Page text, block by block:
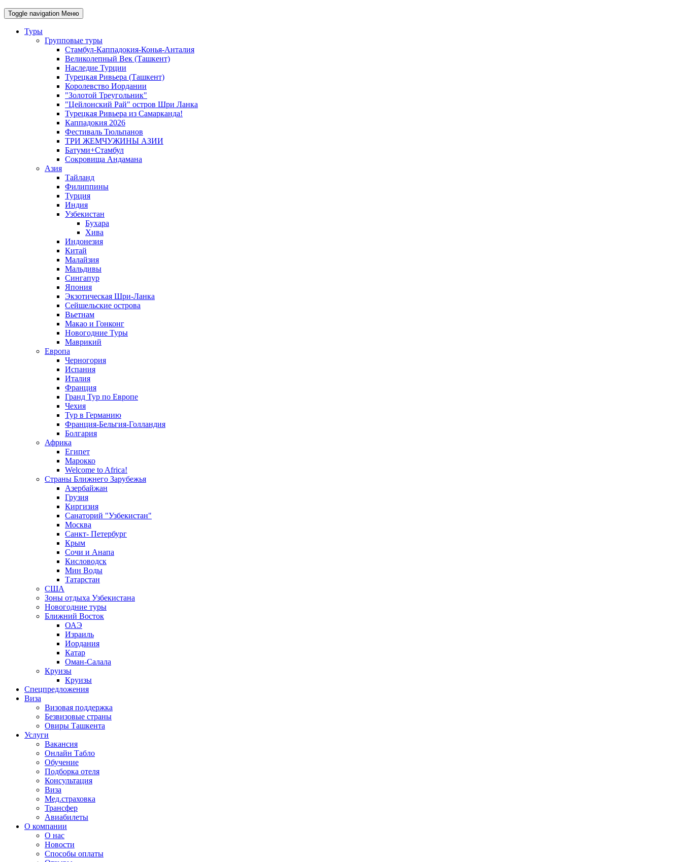
Toggle navigation Меню
Туры
Групповые туры
Стамбул-Каппадокия-Конья-Анталия
Великолепный Век (Ташкент)
Наследие Турции
Турецкая Ривьера (Ташкент)
Королевство Иордании
"Золотой Треугольник"
"Цейлонский Рай" остров Шри Ланка
Турецкая Ривьера из Самарканда!
Каппадокия 2026
Фестиваль Тюльпанов
ТРИ ЖЕМЧУЖИНЫ АЗИИ
Батуми+Стамбул
Сокровища Андамана
Азия
Тайланд
Филиппины
Турция
Индия
Узбекистан
Бухара
Хива
Индонезия
Китай
Малайзия
Мальдивы
Сингапур
Япония
Экзотическая Шри-Ланка
Сейшельские острова
Вьетнам
Макао и Гонконг
Новогодние Туры
Маврикий
Европа
Черногория
Испания
Италия
Франция
Гранд Тур по Европе
Чехия
Тур в Германию
Франция-Бельгия-Голландия
Болгария
Африка
Египет
Марокко
Welcome to Africa!
Страны Ближнего Зарубежья
Азербайжан
Грузия
Киргизия
Санаторий "Узбекистан"
Москва
Санкт- Петербург
Крым
Сочи и Анапа
Кисловодск
Мин Воды
Татарстан
США
Зоны отдыха Узбекистана
Новогодние туры
Ближний Восток
ОАЭ
Израиль
Иордания
Катар
Оман-Салала
Круизы
Круизы
Спецпредложения
Виза
Визовая поддержка
Безвизовые страны
Овиры Ташкента
Услуги
Вакансия
Онлайн Табло
Обучение
Подборка отеля
Консультация
Виза
Мед.страховка
Трансфер
Авиабилеты
О компании
О нас
Новости
Способы оплаты